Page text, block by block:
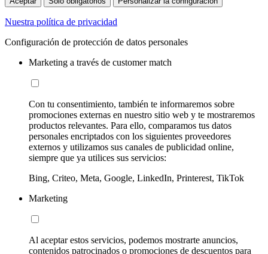
Nuestra política de privacidad
Configuración de protección de datos personales
Marketing a través de customer match
Con tu consentimiento, también te informaremos sobre
promociones externas en nuestro sitio web y te mostraremos
productos relevantes. Para ello, comparamos tus datos
personales encriptados con los siguientes proveedores
externos y utilizamos sus canales de publicidad online,
siempre que ya utilices sus servicios:
Bing, Criteo, Meta, Google, LinkedIn, Printerest, TikTok
Marketing
Al aceptar estos servicios, podemos mostrarte anuncios,
contenidos patrocinados o promociones de descuentos para